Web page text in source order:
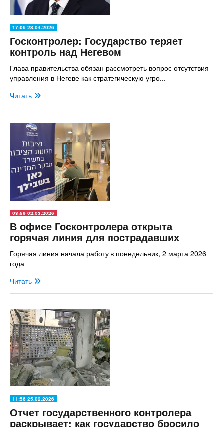
17:06 28.04.2026
Госконтролер: Государство теряет
контроль над Негевом
Глава правительства обязан рассмотреть вопрос отсутствия
управления в Негеве как стратегическую угро...
Читать
08:59 02.03.2026
В офисе Госконтролера открыта
горячая линия для пострадавших
Горячая линия начала работу в понедельник, 2 марта 2026
года
Читать
11:56 25.02.2026
Отчет государственного контролера
раскрывает: как государство бросило